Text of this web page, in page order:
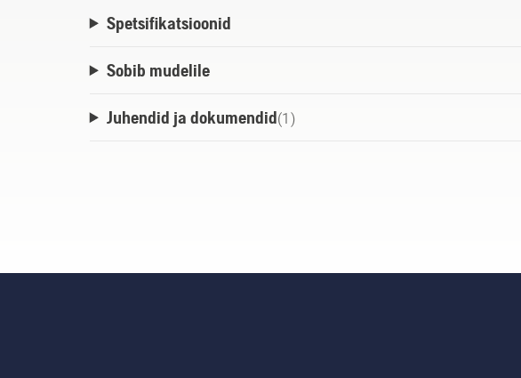
Spetsifikatsioonid
Sobib mudelile
Juhendid ja dokumendid(1 )